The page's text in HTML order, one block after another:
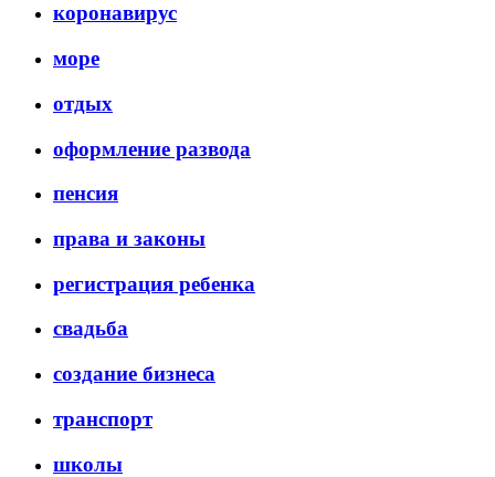
коронавирус
море
отдых
оформление развода
пенсия
права и законы
регистрация ребенка
свадьба
создание бизнеса
транспорт
школы